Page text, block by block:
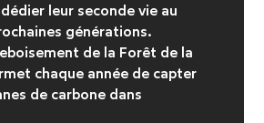
leur seconde vie au
générations.
de la Forêt de la
chaque année de capter
de carbone dans